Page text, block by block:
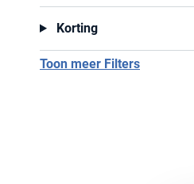
Korting
Toon meer Filters